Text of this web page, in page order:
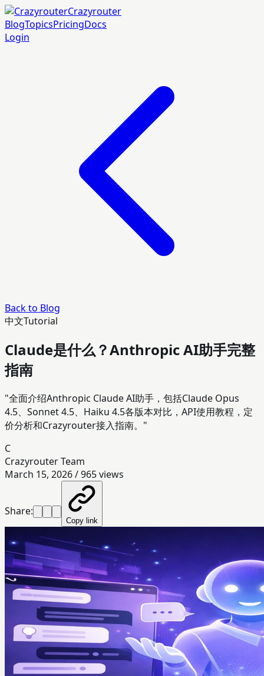
Crazyrouter
BlogTopicsPricingDocs
Login
Back to Blog
中文Tutorial
Claude是什么？Anthropic AI助手完整
指南
"全面介绍Anthropic Claude AI助手，包括Claude Opus
4.5、Sonnet 4.5、Haiku 4.5各版本对比，API使用教程，定
价分析和Crazyrouter接入指南。"
C
Crazyrouter Team
March 15, 2026/965views
Share:
Copy link